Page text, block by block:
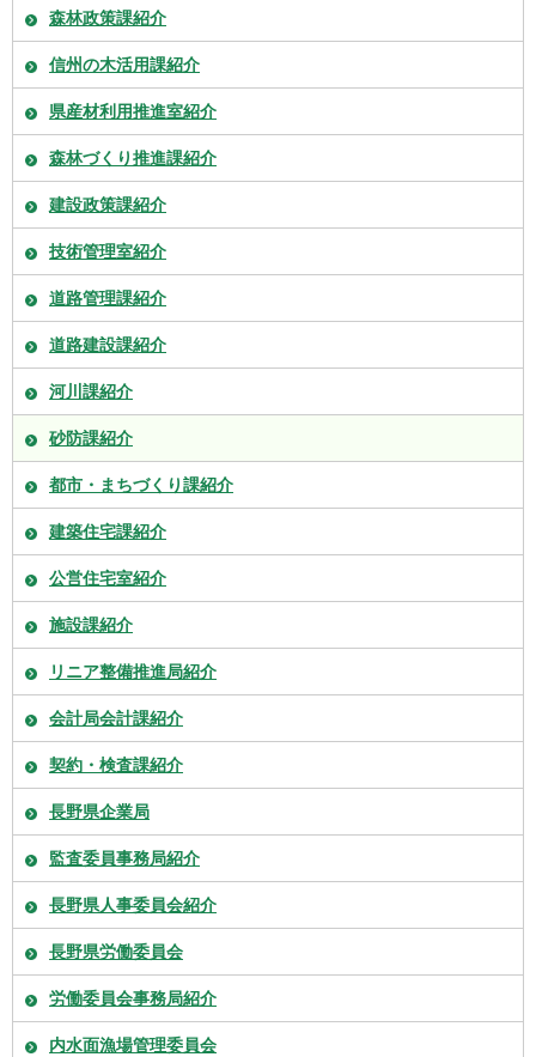
森林政策課紹介
信州の木活用課紹介
県産材利用推進室紹介
森林づくり推進課紹介
建設政策課紹介
技術管理室紹介
道路管理課紹介
道路建設課紹介
河川課紹介
砂防課紹介
都市・まちづくり課紹介
建築住宅課紹介
公営住宅室紹介
施設課紹介
リニア整備推進局紹介
会計局会計課紹介
契約・検査課紹介
長野県企業局
監査委員事務局紹介
長野県人事委員会紹介
長野県労働委員会
労働委員会事務局紹介
内水面漁場管理委員会